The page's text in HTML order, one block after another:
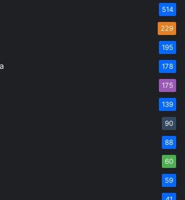
514
229
195
178
175
139
90
88
60
59